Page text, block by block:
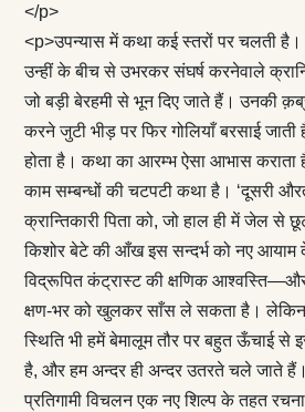
</p>
<p>उपन्यास में कथा कई स्तरों पर चलती
उन्हीं के बीच से उभरकर संघर्ष करनेवाले
जो बड़ी बेरहमी से भून दिए जाते हैं। उनकी
करने जुटी भीड़ पर फिर गोलियाँ बरसाई जाती
होता है। कथा का आरम्भ ऐसा आभास कराता
काम सम्बन्धों की चटपटी कथा है। ‘दूसरी
क्रान्तिकारी पिता को, जो हाल ही में जेल से
किशोर बेटे की आँख इस सन्दर्भ को नए आयाम
विद्रूपित कंट्रास्ट की क्षणिक
क्षण-भर को खुलकर साँस ले सकता है। लेकिन
स्थिति भी हमें बेमालूम तौर पर बहुत ऊँचाई से
है, और हम अन्दर ही अन्दर उतरते चले जाते
प्रतिगामी विचलन एक नए शिल्प के तहत